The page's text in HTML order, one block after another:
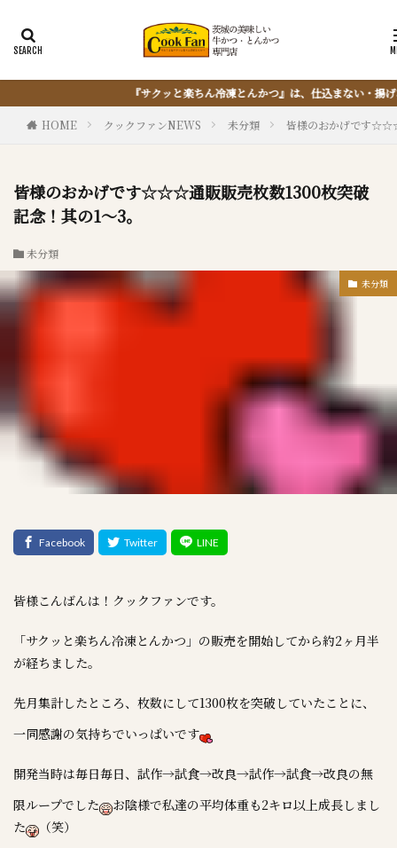
つ』は、仕込まない・揚げない・油捨てない。おうちで『とんかつ』は簡単に出
HOME クックファンNEWS 未分類 皆様のおかげです
皆様のおかげです☆☆☆通販販売枚数1300枚突破
記念！其の1～3。
未分類
未分類
皆様こんばんは！クックファンです。
「サクッと楽ちん冷凍とんかつ」の販売を開始してから約2ヶ月半
が経ちました。
先月集計したところ、枚数にして1300枚を突破していたことに、
一同感謝の気持ちでいっぱいです
開発当時は毎日毎日、試作→試食→改良→試作→試食→改良の無
限ループでした
お陰様で私達の平均体重も2キロ以上成長しまし
た
（笑）